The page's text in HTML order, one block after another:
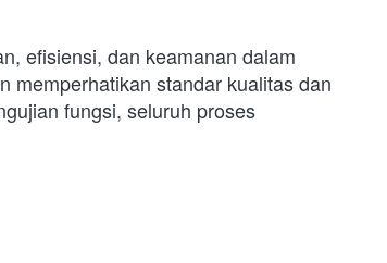
efisiensi, dan keamanan dalam
memperhatikan standar kualitas dan
fungsi, seluruh proses